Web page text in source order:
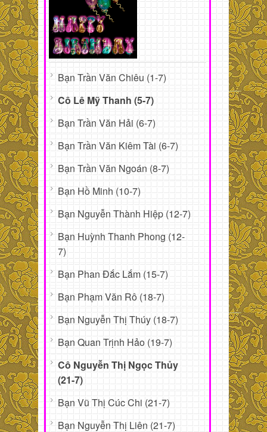
Bạn Trần Văn Chiêu (1-7)
Cô Lê Mỹ Thanh (5-7)
Bạn Trần Văn Hải (6-7)
Bạn Trần Văn Kiêm Tài (6-7)
Bạn Trần Văn Ngoán (8-7)
Bạn Hồ Minh (10-7)
Bạn Nguyễn Thành Hiệp (12-7)
Bạn Huỳnh Thanh Phong (12-
7)
Bạn Phan Đắc Lắm (15-7)
Bạn Phạm Văn Rô (18-7)
Bạn Nguyễn Thị Thúy (18-7)
Bạn Quan Trịnh Hảo (19-7)
Cô Nguyễn Thị Ngọc Thủy
(21-7)
Bạn Vũ Thị Cúc Chi (21-7)
Bạn Nguyễn Thị Liên (21-7)